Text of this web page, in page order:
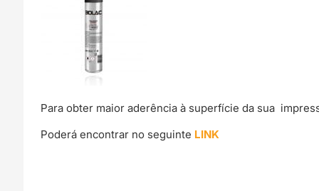
Para obter maior aderência à superfície da sua
Poderá encontrar no seguinte LINK